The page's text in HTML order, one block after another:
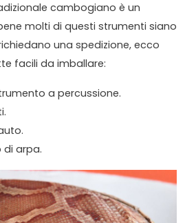
cambogiano è un
molti di questi strumenti siano
una spedizione, ecco
facili da imballare:
a percussione.
di arpa.